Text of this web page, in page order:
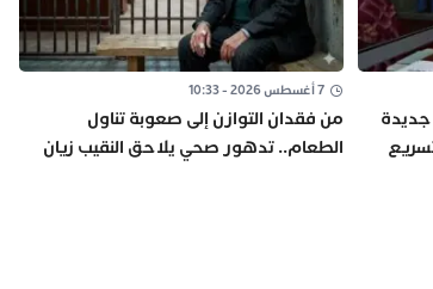
جديدة
7 أغسطس 2026 - 10:33
من فقدان التوازن إلى صعوبة تناول
الطعام.. تدهور صحي يلاحق النقيب زيان